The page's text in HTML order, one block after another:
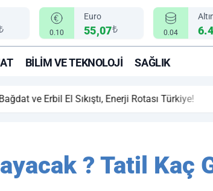
0.10
Euro
55,07₺ 0.04
BILIM VE TEKNOLOJI SAĞLIK
Türkiye!
? Tatil Kaç